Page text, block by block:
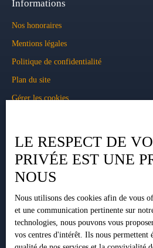
Informations
Nos honoraires
Mentions légales
Politique de confidentialité
Plan du site
Gérer les cookies
1 Impasse Pujeau Rabé
LE RESPECT DE
PRIVÉE EST UNE
NOUS
Nous utilisons des cookies afin de vous
et une communication pertinente sur
technologies, nous pouvons vous
vos centres d'intérêt. Ils nous permettent